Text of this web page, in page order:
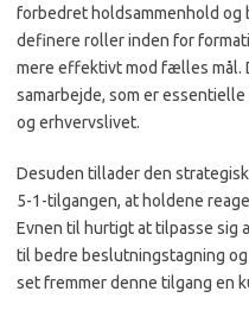
forbedret holdsammenhold og
definere roller inden for
mere effektivt mod fælles mål.
samarbejde, som er
og erhvervslivet.
Desuden tillader den
5-1-tilgangen, at holdene
Evnen til hurtigt at tilpasse
til bedre beslutningstagning
set fremmer denne tilgang en